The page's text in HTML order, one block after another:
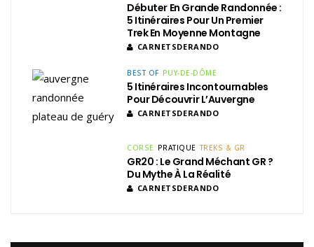
Débuter En Grande Randonnée :
5 Itinéraires Pour Un Premier
Trek En Moyenne Montagne
CARNETSDERANDO
BEST OF PUY-DE-DÔME
5 Itinéraires Incontournables
Pour Découvrir L’Auvergne
CARNETSDERANDO
CORSE PRATIQUE TREKS & GR
GR20 : Le Grand Méchant GR ?
Du Mythe À La Réalité
CARNETSDERANDO